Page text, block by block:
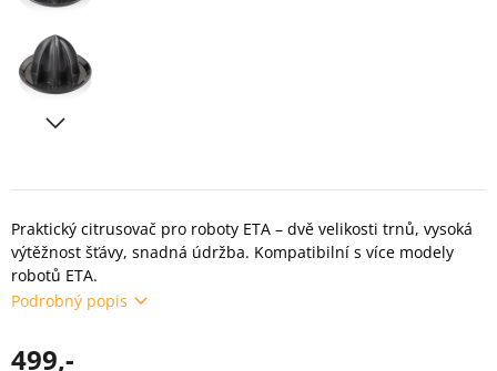
Praktický citrusovač pro roboty ETA – dvě velikosti trnů, vysoká
výtěžnost šťávy, snadná údržba. Kompatibilní s více modely
robotů ETA.
Podrobný popis
499,-